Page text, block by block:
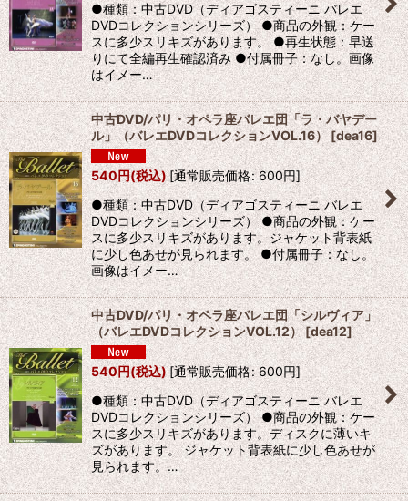
●種類：中古DVD（ディアゴスティーニ バレエ
DVDコレクションシリーズ） ●商品の外観：ケー
スに多少スリキズがあります。 ●再生状態：早送
りにて全編再生確認済み ●付属冊子：なし。画像
はイメー…
中古DVD/パリ・オペラ座バレエ団「ラ・バヤデー
ル」（バレエDVDコレクションVOL.16）[dea16]
540円(税込)[通常販売価格: 600円]
●種類：中古DVD（ディアゴスティーニ バレエ
DVDコレクションシリーズ） ●商品の外観：ケー
スに多少スリキズがあります。ジャケット背表紙
に少し色あせが見られます。 ●付属冊子：なし。
画像はイメー…
中古DVD/パリ・オペラ座バレエ団「シルヴィア」
（バレエDVDコレクションVOL.12）[dea12]
540円(税込)[通常販売価格: 600円]
●種類：中古DVD（ディアゴスティーニ バレエ
DVDコレクションシリーズ） ●商品の外観：ケー
スに多少スリキズがあります。ディスクに薄いキ
ズがあります。 ジャケット背表紙に少し色あせが
見られます。…